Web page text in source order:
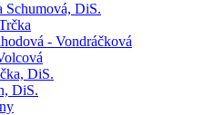
Schumová, DiS.
- Vondráčková
DiS.
DiS.